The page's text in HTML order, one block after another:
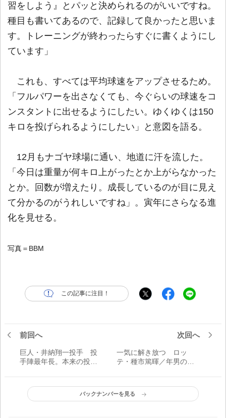
習をしよう』とパッと決められるのがいいですね。
種目も書いてあるので、記録して良かったと思いま
す。トレーニングが終わったらすぐに書くようにし
ています」
これも、すべては平均球速をアップさせるため。
「フルパワーを出さなくても、今ぐらいの球速をコ
ンスタントに出せるようにしたい。ゆくゆくは150
キロを投げられるようにしたい」と意図を語る。
12月もナゴヤ球場に通い、地道に汗を流した。
「今日は重量が何キロ上がったとか上がらなかった
とか。回数が増えたり。成長しているのが目に見え
て分かるのがうれしいですね」。寅年にさらなる進
化を見せる。
写真＝BBM
この記事に注目！
前回へ
巨人・井納翔一投手 投
手陣最年長。本来の投球
年男の決意
次回へ
一気に解き放つ ロッ
テ・種市篤暉／年男の決
バックナンバーを見る